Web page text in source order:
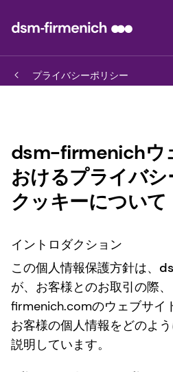
プライバシーポリシー
dsm-firmenichウ
おけるプライバシ
クッキーについて
イントロダクション
この個人情報保護方針は、
が、お客様とのお取引の際
firmenich.comのウェブサイ
お客様の個人情報をどのよ
説明しています。